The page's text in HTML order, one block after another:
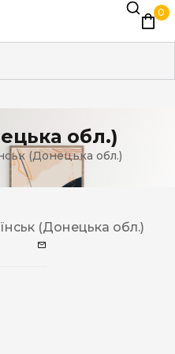
0
обл.)
(Донецька обл.)
(Донецька обл.)